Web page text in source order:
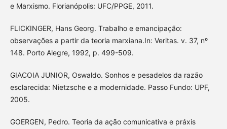
e Marxismo. Florianópolis: UFC/PPGE, 2011.
FLICKINGER, Hans Georg. Trabalho e emancipação:
observações a partir da teoria marxiana.In: Veritas. v. 37, nº
148. Porto Alegre, 1992, p. 499-509.
GIACOIA JUNIOR, Oswaldo. Sonhos e pesadelos da razão
esclarecida: Nietzsche e a modernidade. Passo Fundo: UPF,
2005.
GOERGEN, Pedro. Teoria da ação comunicativa e práxis